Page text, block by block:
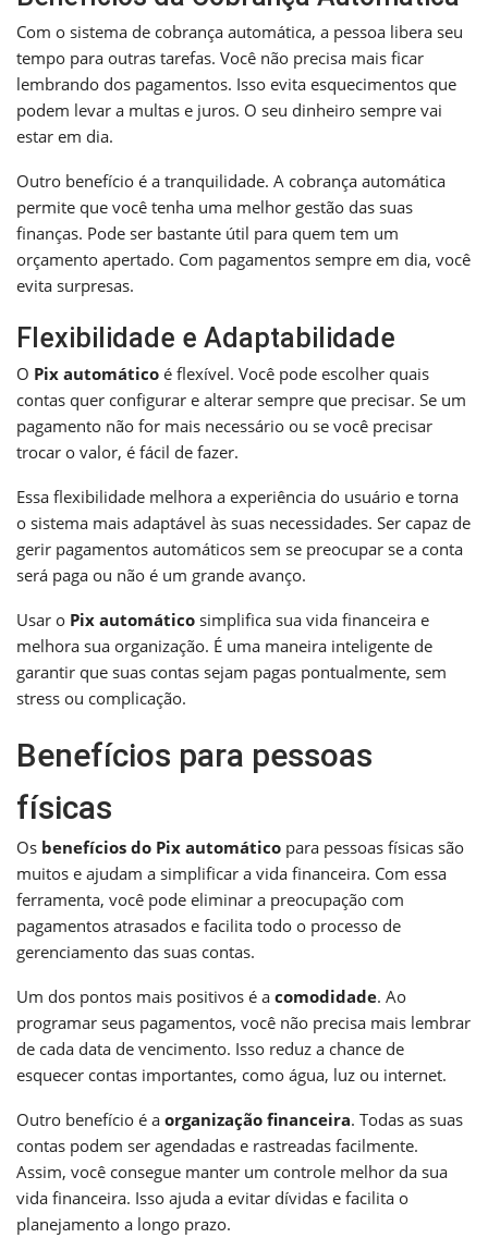
Com o sistema de cobrança automática, a pessoa libera seu
tempo para outras tarefas. Você não precisa mais ficar
lembrando dos pagamentos. Isso evita esquecimentos que
podem levar a multas e juros. O seu dinheiro sempre vai
estar em dia.
Outro benefício é a tranquilidade. A cobrança automática
permite que você tenha uma melhor gestão das suas
finanças. Pode ser bastante útil para quem tem um
orçamento apertado. Com pagamentos sempre em dia, você
evita surpresas.
Flexibilidade e Adaptabilidade
O Pix automático é flexível. Você pode escolher quais
contas quer configurar e alterar sempre que precisar. Se um
pagamento não for mais necessário ou se você precisar
trocar o valor, é fácil de fazer.
Essa flexibilidade melhora a experiência do usuário e torna
o sistema mais adaptável às suas necessidades. Ser capaz de
gerir pagamentos automáticos sem se preocupar se a conta
será paga ou não é um grande avanço.
Usar o Pix automático simplifica sua vida financeira e
melhora sua organização. É uma maneira inteligente de
garantir que suas contas sejam pagas pontualmente, sem
stress ou complicação.
Benefícios para pessoas
físicas
Os benefícios do Pix automático para pessoas físicas são
muitos e ajudam a simplificar a vida financeira. Com essa
ferramenta, você pode eliminar a preocupação com
pagamentos atrasados e facilita todo o processo de
gerenciamento das suas contas.
Um dos pontos mais positivos é a comodidade. Ao
programar seus pagamentos, você não precisa mais lembrar
de cada data de vencimento. Isso reduz a chance de
esquecer contas importantes, como água, luz ou internet.
Outro benefício é a organização financeira. Todas as suas
contas podem ser agendadas e rastreadas facilmente.
Assim, você consegue manter um controle melhor da sua
vida financeira. Isso ajuda a evitar dívidas e facilita o
planejamento a longo prazo.